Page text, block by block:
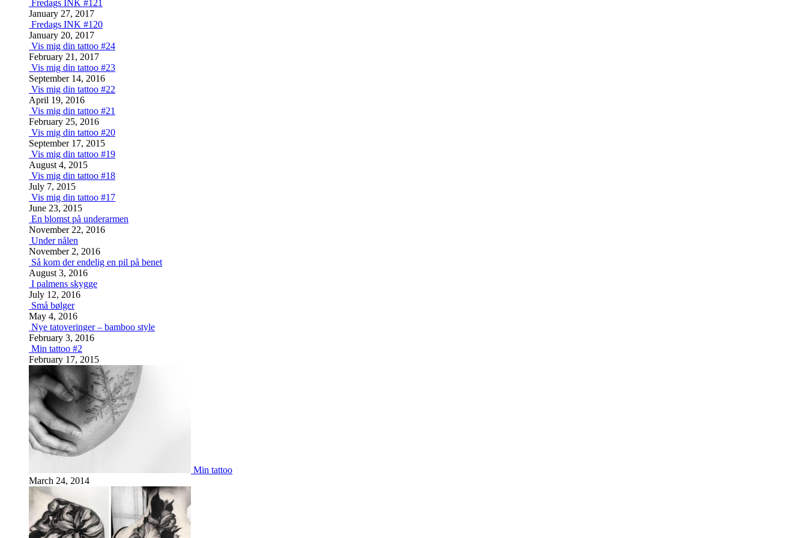
Fredags INK #121
January 27, 2017
Fredags INK #120
January 20, 2017
Vis mig din tattoo #24
February 21, 2017
Vis mig din tattoo #23
September 14, 2016
Vis mig din tattoo #22
April 19, 2016
Vis mig din tattoo #21
February 25, 2016
Vis mig din tattoo #20
September 17, 2015
Vis mig din tattoo #19
August 4, 2015
Vis mig din tattoo #18
July 7, 2015
Vis mig din tattoo #17
June 23, 2015
En blomst på underarmen
November 22, 2016
Under nålen
November 2, 2016
Så kom der endelig en pil på benet
August 3, 2016
I palmens skygge
July 12, 2016
Små bølger
May 4, 2016
Nye tatoveringer – bamboo style
February 3, 2016
Min tattoo #2
February 17, 2015
Min tattoo
March 24, 2014